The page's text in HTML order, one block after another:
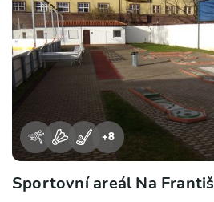
+8
Sportovní areál Na